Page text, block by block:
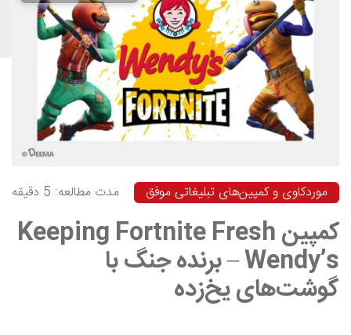
موردکاوی و کمپین‌های تبلیغاتی موفق مدت مطالعه: 5 دقیقه
کمپین Keeping Fortnite Fresh
– Wendy’s برنده جنگ با
گوشت‌های یخ‌زده